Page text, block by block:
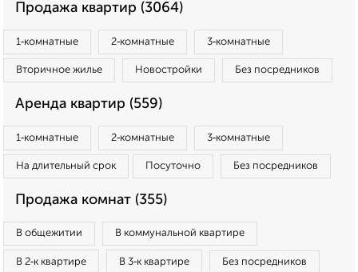
Продажа квартир (3064)
1‑комнатные 2‑комнатные 3‑комнатные
Вторичное жилье Новостройки Без посредников
Аренда квартир (559)
1‑комнатные 2‑комнатные 3‑комнатные
На длительный срок Посуточно Без посредников
Продажа комнат (355)
В общежитии В коммунальной квартире
В 2‑к квартире В 3‑к квартире Без посредников